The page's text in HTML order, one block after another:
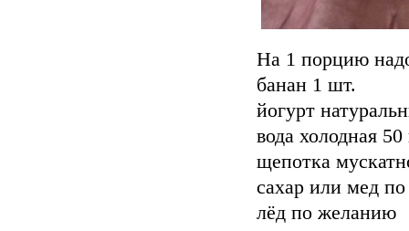
На 1 порцию
банан 1 шт.
йогурт
вода холодная 50
щепотка
сахар или мед
лёд по желанию